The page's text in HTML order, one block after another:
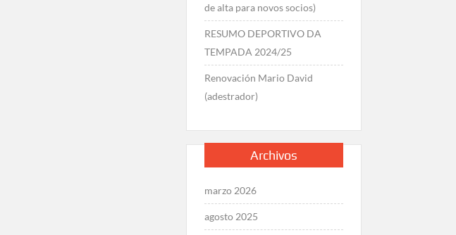
de alta para novos socios)
RESUMO DEPORTIVO DA
TEMPADA 2024/25
Renovación Mario David
(adestrador)
Archivos
marzo 2026
agosto 2025